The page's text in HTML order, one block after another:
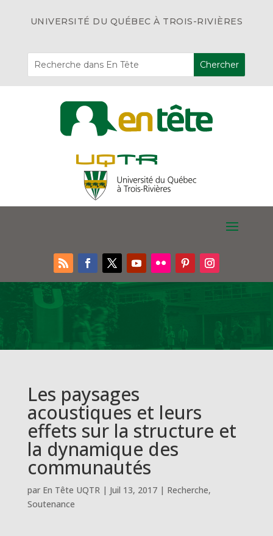
UNIVERSITÉ DU QUÉBEC À TROIS-RIVIÈRES
Les paysages
acoustiques et leurs
effets sur la structure et
la dynamique des
communautés
par En Tête UQTR| Juil 13, 2017| Recherche,
Soutenance